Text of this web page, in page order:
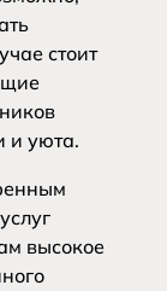
стоит
и уюта.
высокое